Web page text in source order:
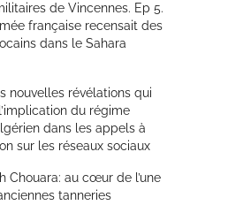
de Vincennes. Ep 5.
française recensait des
dans le Sahara
nouvelles révélations qui
du régime
dans les appels à
sur les réseaux sociaux
Chouara: au cœur de l’une
tanneries